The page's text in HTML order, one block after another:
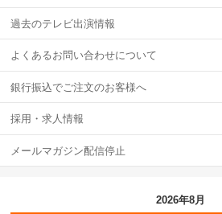
過去のテレビ出演情報
よくあるお問い合わせについて
銀行振込でご注文のお客様へ
採用・求人情報
メールマガジン配信停止
2026年8月